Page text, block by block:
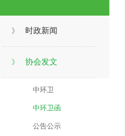
》 时政新闻
》 协会发文
中环卫
中环卫函
公告公示